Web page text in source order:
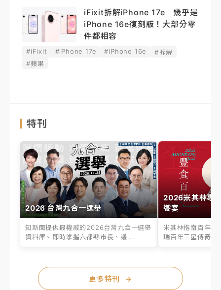
iFixit拆解iPhone 17e 幾乎是
iPhone 16e復刻版！大部分零
件都相容
#iFixit #iPhone 17e #iPhone 16e
#拆解
#蘋果
特刊
2026 台灣九合一選舉
知新聞提供最權威的2026台灣九合一選舉
資料庫。即時掌握六都縣市長、議...
2026米其林專
饗宴
米其林指南百年之
瑞百年三星傳奇、
更多特刊 →